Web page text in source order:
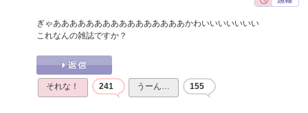
ぎゃああああああああああああああああかわいいいいいいい
これなんの雑誌ですか？
それな！ 241 うーん… 155